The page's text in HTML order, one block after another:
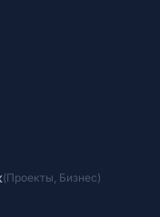
(Проекты, Бизнес)